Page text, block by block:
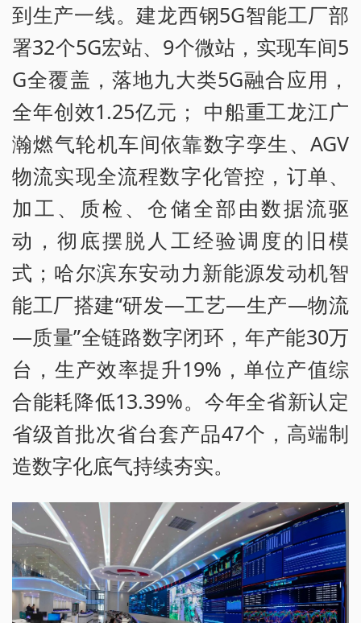
到生产一线。建龙西钢5G智能工厂部
署32个5G宏站、9个微站，实现车间5
G全覆盖，落地九大类5G融合应用，
全年创效1.25亿元； 中船重工龙江广
瀚燃气轮机车间依靠数字孪生、AGV
物流实现全流程数字化管控，订单、
加工、质检、仓储全部由数据流驱
动，彻底摆脱人工经验调度的旧模
式；哈尔滨东安动力新能源发动机智
能工厂搭建“研发—工艺—生产—物流
—质量”全链路数字闭环，年产能30万
台，生产效率提升19%，单位产值综
合能耗降低13.39%。今年全省新认定
省级首批次省台套产品47个，高端制
造数字化底气持续夯实。